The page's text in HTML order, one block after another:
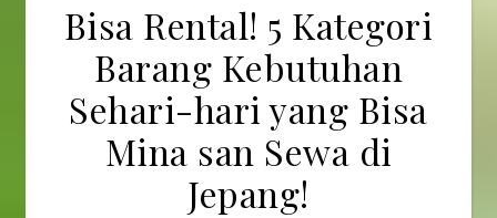
Bisa Rental! 5 Kategori
Barang Kebutuhan
Sehari-hari yang Bisa
Mina san Sewa di
Jepang!